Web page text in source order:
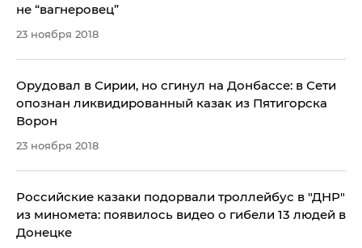
не “вагнеровец”
23 ноября 2018
Орудовал в Сирии, но сгинул на Донбассе: в Сети
опознан ликвидированный казак из Пятигорска
Ворон
23 ноября 2018
Российские казаки подорвали троллейбус в "ДНР"
из миномета: появилось видео о гибели 13 людей в
Донецке